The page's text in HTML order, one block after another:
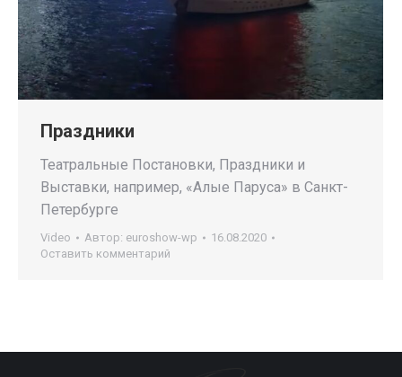
Праздники
Театральные Постановки, Праздники и
Выставки, например, «Алые Паруса» в Санкт-
Петербурге
Video Автор: euroshow-wp
16.08.2020
Оставить комментарий